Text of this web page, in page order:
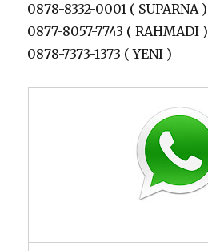
0878-8332-0001 ( SUPARNA )
0877-8057-7743 ( RAHMADI )
0878-7373-1373 ( YENI )